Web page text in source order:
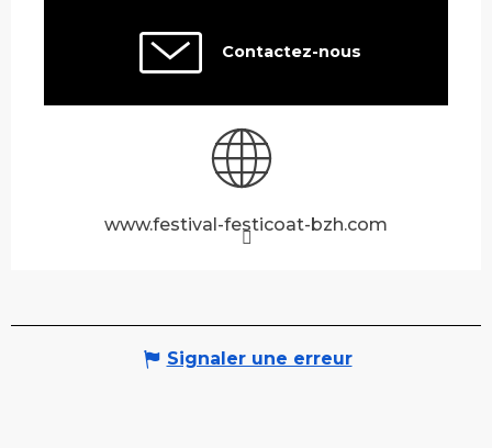
Contactez-nous
www.festival-festicoat-bzh.com
Signaler une erreur